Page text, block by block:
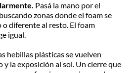
Pasá la mano por el
zonas donde el foam se
diferente al resto. El foam
igual.
hebillas plásticas se vuelven
y la exposición al sol. Un cierre que